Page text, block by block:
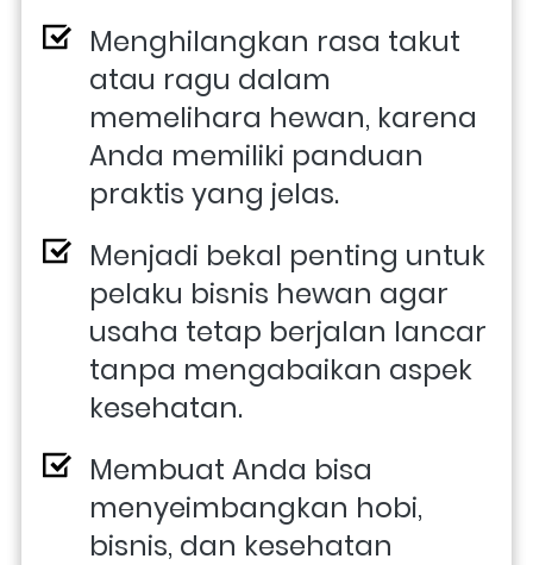
Menghilangkan rasa takut
atau ragu dalam
memelihara hewan, karena
Anda memiliki panduan
praktis yang jelas.
Menjadi bekal penting untuk
pelaku bisnis hewan agar
usaha tetap berjalan lancar
tanpa mengabaikan aspek
kesehatan.
Membuat Anda bisa
menyeimbangkan hobi,
bisnis, dan kesehatan